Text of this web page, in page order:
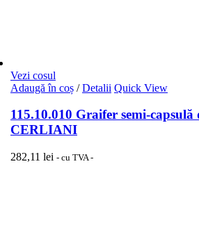
Vezi cosul
Adaugă în coș / Detalii Quick View
115.10.010 Graifer semi-capsulă
CERLIANI
282,11 lei - cu TVA -